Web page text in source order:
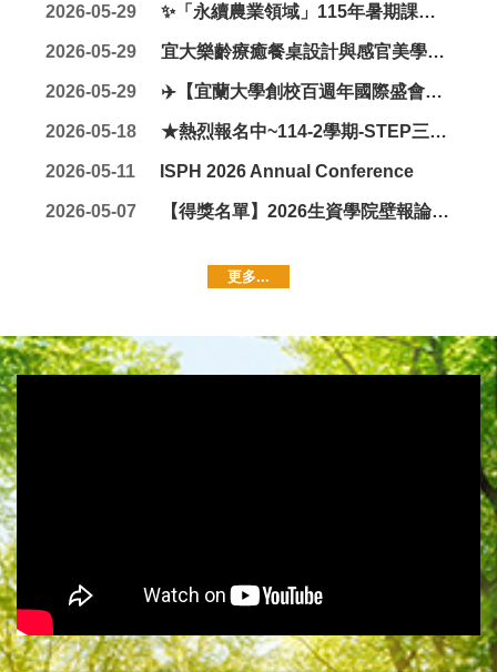
2026-05-29 ✨「永續農業領域」115年暑期課程✨～歡迎踴躍報名~｜教育部智慧健康產業跨領域生技人才培育計畫
2026-05-29 宜大樂齡療癒餐桌設計與感官美學應用~開課嘍
2026-05-29 ✈️【宜蘭大學創校百週年國際盛會】✈️ 6/3、6/4大學發展轉型與科技教育領航國際論壇
2026-05-18 ★熱烈報名中~114-2學期-STEP三生產學交流平台--生物資源學院
2026-05-11 ISPH 2026 Annual Conference
2026-05-07 【得獎名單】2026生資學院壁報論文競賽
更多...